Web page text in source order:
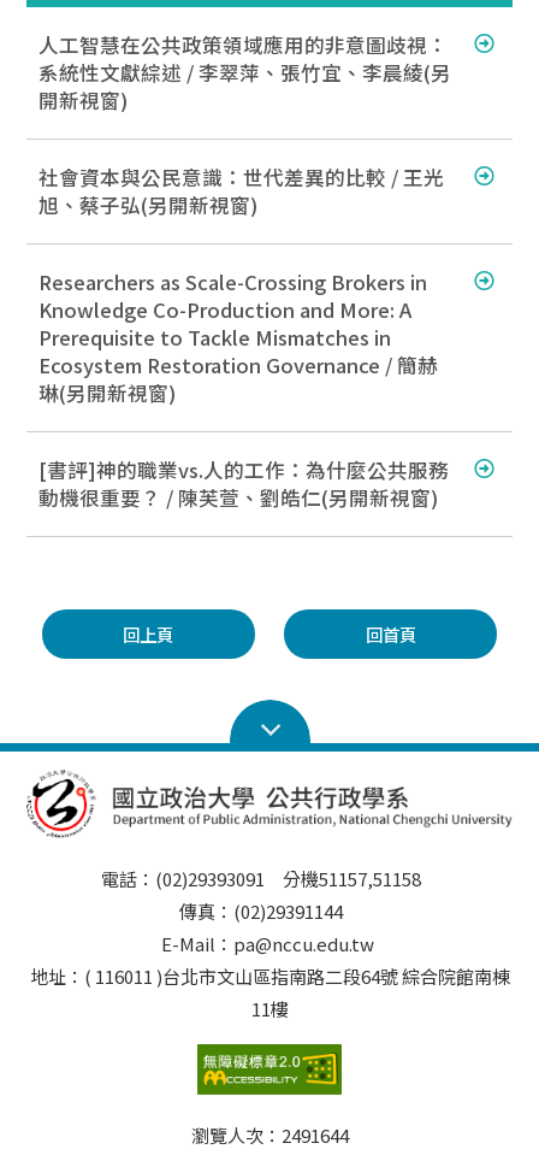
人工智慧在公共政策領域應用的非意圖歧視：
系統性文獻綜述 / 李翠萍、張竹宜、李晨綾(另
開新視窗)
社會資本與公民意識：世代差異的比較 / 王光
旭、蔡子弘(另開新視窗)
Researchers as Scale-Crossing Brokers in
Knowledge Co-Production and More: A
Prerequisite to Tackle Mismatches in
Ecosystem Restoration Governance / 簡赫
琳(另開新視窗)
[書評]神的職業vs.人的工作：為什麼公共服務
動機很重要？ / 陳芙萱、劉皓仁(另開新視窗)
回上頁 回首頁
電話：(02)29393091 分機51157,51158
傳真：(02)29391144
E-Mail：pa@nccu.edu.tw
地址：( 116011 )台北市文山區指南路二段64號 綜合院館南棟
11樓
瀏覽人次： 2491644